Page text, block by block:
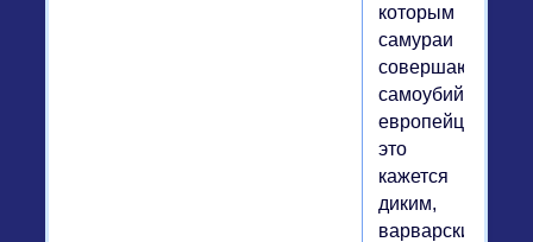
которым
самураи
совершают
самоубийства:
европейцам
это
кажется
диким,
варварским